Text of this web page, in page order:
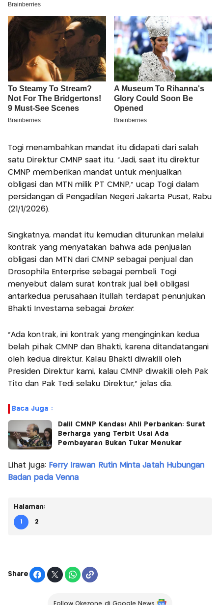
Togi menambahkan mandat itu didapati dari salah
satu Direktur CMNP saat itu. "Jadi, saat itu direktur
CMNP memberikan mandat untuk menjualkan
obligasi dan MTN milik PT CMNP," ucap Togi dalam
persidangan di Pengadilan Negeri Jakarta Pusat, Rabu
(21/1/2026).
Singkatnya, mandat itu kemudian diturunkan melalui
kontrak yang menyatakan bahwa ada penjualan
obligasi dan MTN dari CMNP sebagai penjual dan
Drosophila Enterprise sebagai pembeli. Togi
menyebut dalam surat kontrak jual beli obligasi
antarkedua perusahaan itullah terdapat penunjukan
Bhakti Investama sebagai broker.
"Ada kontrak, ini kontrak yang menginginkan kedua
belah pihak CMNP dan Bhakti, karena ditandatangani
oleh kedua direktur. Kalau Bhakti diwakili oleh
Presiden Direktur kami, kalau CMNP diwakili oleh Pak
Tito dan Pak Tedi selaku Direktur," jelas dia.
Baca Juga :
Dalil CMNP Kandas! Ahli Perbankan: Surat
Berharga yang Terbit Usai Ada
Pembayaran Bukan Tukar Menukar
Lihat juga: Ferry Irawan Rutin Minta Jatah Hubungan
Badan pada Venna
Halaman:
1 2
Share
Follow Okezone di Google News